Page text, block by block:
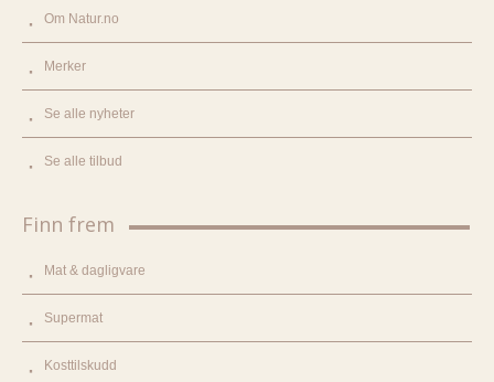
Om Natur.no
Merker
Se alle nyheter
Se alle tilbud
Finn frem
Mat & dagligvare
Supermat
Kosttilskudd